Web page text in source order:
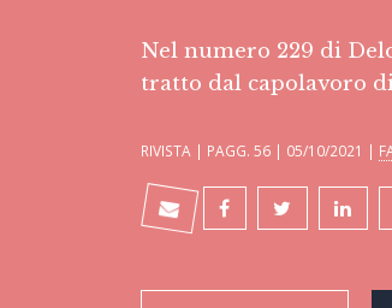
Nel numero 229 di
tratto dal capolavoro
RIVISTA | PAGG. 56 | 05/10/2021 |